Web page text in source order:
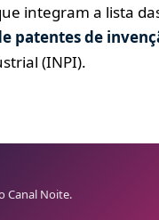
integram a lista
patentes de
(INPI).
Canal Noite.